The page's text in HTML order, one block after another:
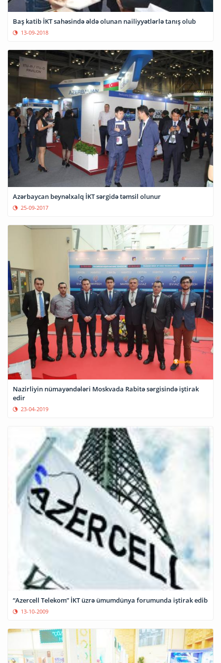
Baş katib İKT sahəsində əldə olunan nailiyyətlərlə tanış olub
13-09-2018
Azərbaycan beynəlxalq İKT sərgidə təmsil olunur
25-09-2017
Nazirliyin nümayəndələri Moskvada Rabitə sərgisində iştirak
edir
23-04-2019
“Azercell Telekom” İKT üzrə ümumdünya forumunda iştirak edib
13-10-2009